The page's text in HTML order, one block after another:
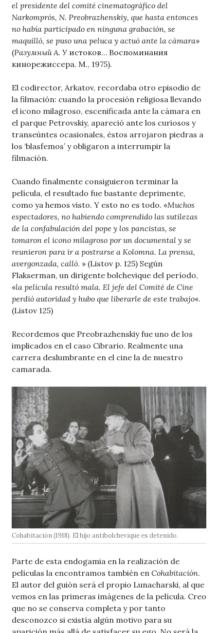
el presidente del comité cinematográfico del
Narkomprós, N. Preobrazhenskiy, que hasta entonces
no había participado en ninguna grabación, se
maquilló, se puso una peluca y actuó ante la cámara»
(Разумный А. У истоков… Воспоминания
кинорежиссера. М., 1975).
El codirector, Arkatov, recordaba otro episodio de
la filmación: cuando la procesión religiosa llevando
el icono milagroso, escenificada ante la cámara en
el parque Petrovskiy, apareció ante los curiosos y
transeúntes ocasionales, éstos arrojaron piedras a
los ‘blasfemos’ y obligaron a interrumpir la
filmación.
Cuando finalmente consiguieron terminar la
película, el resultado fue bastante deprimente,
como ya hemos visto. Y esto no es todo. «Muchos
espectadores, no habiendo comprendido las sutilezas
de la confabulación del pope y los pancistas, se
tomaron el icono milagroso por un documental y se
reunieron para ir a postrarse a Kolomna. La prensa,
avergonzada, calló. » (Listov p. 125) Según
Flakserman, un dirigente bolchevique del período,
«la película resultó mala. El jefe del Comité de Cine
perdió autoridad y hubo que liberarle de este trabajo«.
(Listov 125)
Recordemos que Preobrazhenskiy fue uno de los
implicados en el caso Cibrario. Realmente una
carrera deslumbrante en el cine la de nuestro
camarada.
Cohabitación (1918). El hijo antibolchevique es detenido.
Parte de esta endogamia en la realización de
películas la encontramos también en Cohabitación.
El autor del guión será el propio Lunacharski, al que
vemos en las primeras imágenes de la película. Creo
que no se conserva completa y por tanto
desconozco si existía algún motivo para su